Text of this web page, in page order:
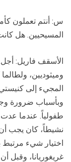
س: أنتم تعملون
المسيحيين. هل
الأسقف فاريل:
وميثوديين،
المجيء إلى
وبأسباب ضرورة
طفولياً. عندما عدت
نشيطاً، كان يجب
اختيار شيء
غريغوريانا، وقبل